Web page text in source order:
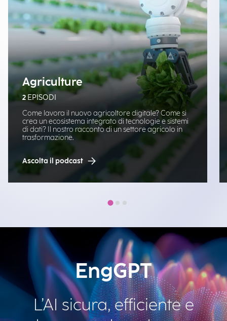
Agriculture
2 EPISODI
Come lavora il nuovo agricoltore digitale? Come si
crea un ecosistema integrato di tecnologie e sistemi
di dati? Il nostro racconto di un settore agricolo in
trasformazione.
Ascolta il podcast
EngGPT
L’AI sicura, efficiente e